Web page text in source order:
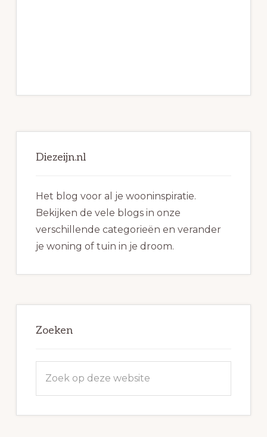
Sidebar
Diezeijn.nl
Het blog voor al je wooninspiratie.
Bekijken de vele blogs in onze
verschillende categorieën en verander
je woning of tuin in je droom.
Zoeken
op
website